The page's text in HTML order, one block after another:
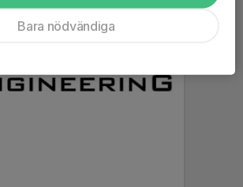
Bara nödvändiga